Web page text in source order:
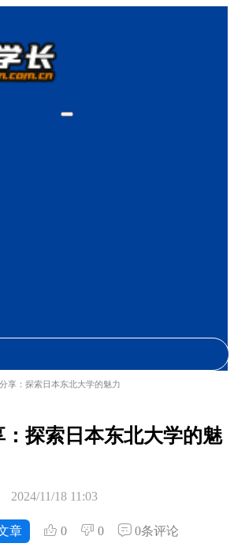
享：探索日本东北大学的魅力
：探索日本东北大学的魅
2024/11/18 11:03
章 0 0
0条评论